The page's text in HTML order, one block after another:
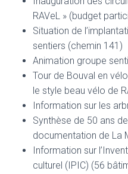
RAVeL » (budget
Situation de
sentiers (chemin 141)
Animation groupe
Tour de Bouval en
le style beau vélo de
Information sur les
Synthèse de 50 ans
documentation de La
Information sur
culturel (IPIC) (56